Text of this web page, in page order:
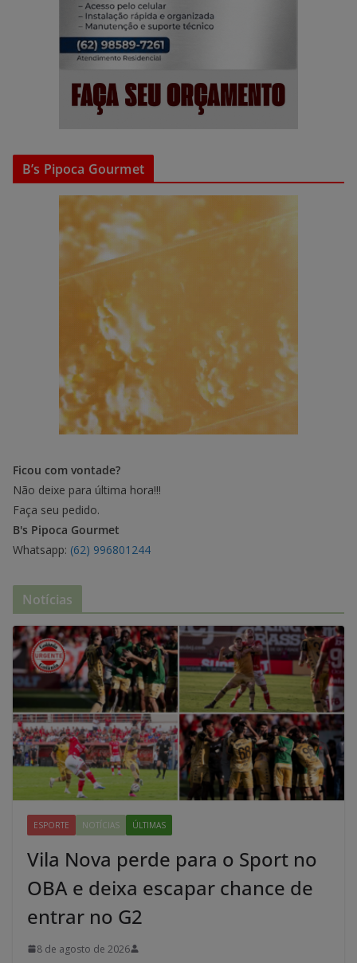
B’s Pipoca Gourmet
Ficou com vontade?
Não deixe para última hora!!!
Faça seu pedido.
B's Pipoca Gourmet
Whatsapp: (62) 996801244
Notícias
ESPORTE NOTÍCIAS ÚLTIMAS
Vila Nova perde para o Sport no
OBA e deixa escapar chance de
entrar no G2
8 de agosto de 2026